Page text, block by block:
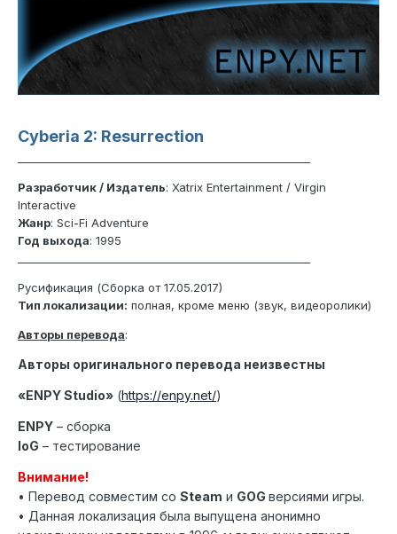
Cyberia 2: Resurrection
Разработчик / Издатель: Xatrix Entertainment / Virgin
Interactive
Жанр: Sci-Fi Adventure
Год выхода: 1995
Русификация (Сборка от 17.05.2017)
Тип локализации: полная, кроме меню (звук, видеоролики)
Авторы перевода:
Авторы оригинального перевода неизвестны
«ENPY Studio» (https://enpy.net/)
ENPY – сборка
IoG – тестирование
Внимание!
• Перевод совместим со Steam и GOG версиями игры.
• Данная локализация была выпущена анонимно